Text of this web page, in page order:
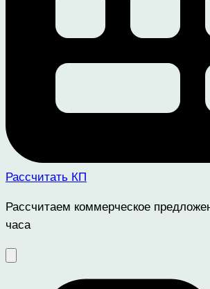
Рассчитать КП
Рассчитаем коммерческое
часа